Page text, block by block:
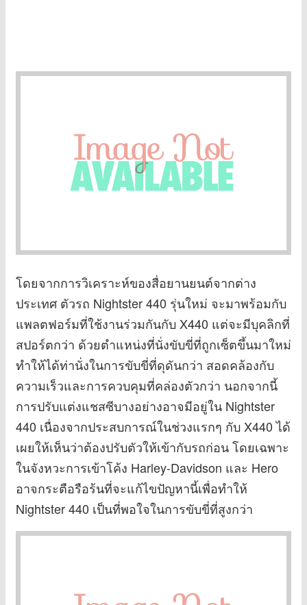
โดยจากการวิเคราะห์ของสื่อยานยนต์จากต่าง
ประเทศ ตัวรถ Nightster 440 รุ่นใหม่ จะมาพร้อมกับ
แพลตฟอร์มที่ใช้งานร่วมกันกับ X440 แต่จะมีบุคลิกที่
สปอร์ตกว่า ด้วยตำแหน่งที่นั่งขับขี่ที่ถูกเซ็ตขึ้นมาใหม่
ทำให้ได้ท่านั่งในการขับขี่ที่ดุดันกว่า สอดคล้องกับ
ความเร็วและการควบคุมที่คล่องตัวกว่า นอกจากนี้
การปรับแต่งแชสซีบางอย่างอาจมีอยู่ใน Nightster
440 เนื่องจากประสบการณ์ในช่วงแรกๆ กับ X440 ได้
เผยให้เห็นว่าต้องปรับตัวให้เข้ากับรถก่อน โดยเฉพาะ
ในจังหวะการเข้าโค้ง Harley-Davidson และ Hero
อาจกระตือรือร้นที่จะแก้ไขปัญหานี้เพื่อทำให้
Nightster 440 เป็นที่พอใจในการขับขี่ที่สูงกว่า